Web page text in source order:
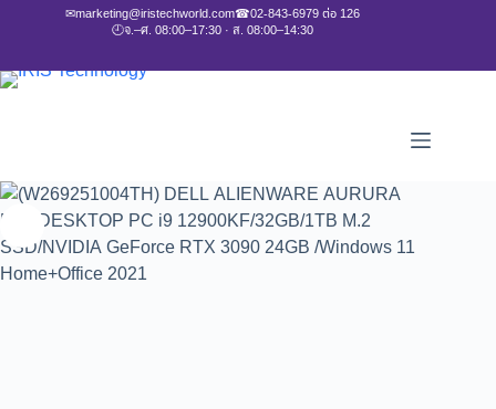
✉marketing@iristechworld.com☎02-843-6979 ต่อ 126
🕘จ.–ศ. 08:00–17:30 · ส. 08:00–14:30